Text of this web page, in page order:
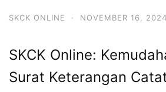
SKCK ONLINE · NOVEMBER 16, 2024
SKCK Online:
Surat Keterangan